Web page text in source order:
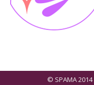
© SPAMA